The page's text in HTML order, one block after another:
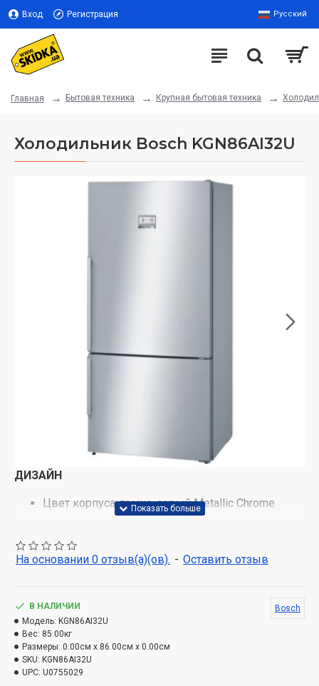
Вход Регистрация Русский
Главная Бытовая техника Крупная бытовая техника
Холодильник Bosch KGN86AI32U
ДИЗАЙН
Цвет корпуса: темно-серый Metallic Сhrome
Удобные вертикальные ручки дверцы,
алюминий.
Яркое освещение холодильной камеры
Жидкокристаллический дисплей на внешней стороне
дверцы для выбора температуры в обеих камерах,
специальных режимов работы прибора и функций.
Функция быстрого охлаждения Super Cooling.
Функция быстрой заморозки SuperFreezing с
На основании 0 отзыв(а)(ов). - Оставить отзыв
В НАЛИЧИИ
Модель: KGN86AI32U
Вес: 85.00кг
Размеры: 0.00см x 86.00см x 0.00см
SKU: KGN86AI32U
UPC: U0755029
Bosch